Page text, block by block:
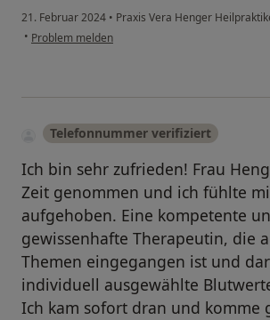
21. Februar 2024 • Praxis Vera Henger
• Problem melden
Telefonnummer verifiziert
Ich bin sehr zufrieden! Frau
Zeit genommen und ich fühlte
aufgehoben. Eine kompetente
gewissenhafte Therapeutin, die
Themen eingegangen ist und
individuell ausgewählte
Ich kam sofort dran und komme